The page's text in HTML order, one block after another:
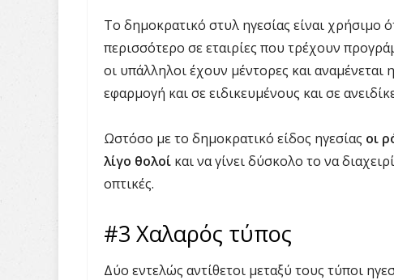
Το δημοκρατικό στυλ ηγεσίας είναι χρήσιμο
περισσότερο σε εταιρίες που τρέχουν
οι υπάλληλοι έχουν μέντορες και
εφαρμογή και σε ειδικευμένους και σε
Ωστόσο με το δημοκρατικό είδος ηγεσίας οι
λίγο θολοί και να γίνει δύσκολο το να
οπτικές.
#3 Χαλαρός τύπος
Δύο εντελώς αντίθετοι μεταξύ τους τύποι